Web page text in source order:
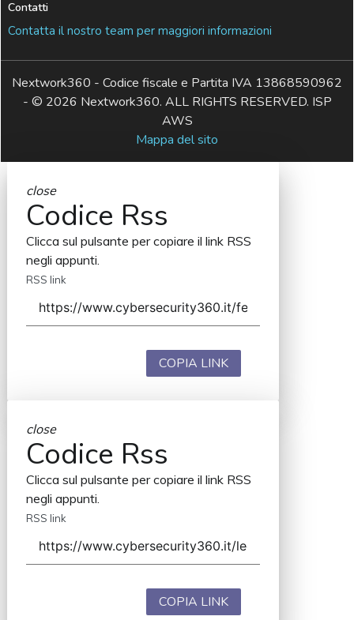
Contatti
Contatta il nostro team per maggiori informazioni
Nextwork360 - Codice fiscale e Partita IVA 13868590962
- © 2026 Nextwork360. ALL RIGHTS RESERVED. ISP
AWS
Mappa del sito
close
Codice Rss
Clicca sul pulsante per copiare il link RSS
negli appunti.
RSS link
COPIA LINK
close
Codice Rss
Clicca sul pulsante per copiare il link RSS
negli appunti.
RSS link
COPIA LINK